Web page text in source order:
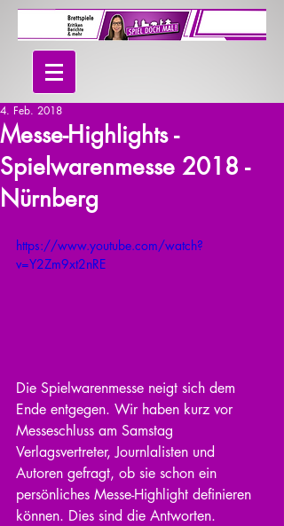
Messe-Highlights -
Spielwarenmesse 2018 -
Nürnberg
4. Feb. 2018
https://www.youtube.com/watch?
v=Y2Zm9xt2nRE
Die Spielwarenmesse neigt sich dem
Ende entgegen. Wir haben kurz vor
Messeschluss am Samstag
Verlagsvertreter, Journlalisten und
Autoren gefragt, ob sie schon ein
persönliches Messe-Highlight definieren
können. Dies sind die Antworten.